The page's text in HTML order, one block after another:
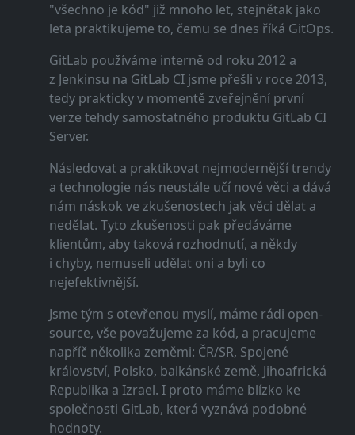
"všechno je kód" již mnoho let, stejnětak jako
leta praktikujeme to, čemu se dnes říká GitOps.
GitLab používáme interně od roku 2012 a
z Jenkinsu na GitLab CI jsme přešli v roce 2013,
tedy prakticky v momentě zveřejnění první
verze tehdy samostatného produktu GitLab CI
Server.
Následovat a praktikovat nejmodernější trendy
a technologie nás neustále učí nové věci a dává
nám náskok ve zkušenostech jak věci dělat a
nedělat. Tyto zkušenosti pak předáváme
klientům, aby taková rozhodnutí, a někdy
i chyby, nemuseli udělat oni a byli co
nejefektivnější.
Jsme tým s otevřenou myslí, máme rádi open-
source, vše považujeme za kód, a pracujeme
napříč několika zeměmi: ČR/SR, Spojené
království, Polsko, balkánské země, Jihoafrická
Republika a Izrael. I proto máme blízko ke
společnosti GitLab, která vyznává podobné
hodnoty.